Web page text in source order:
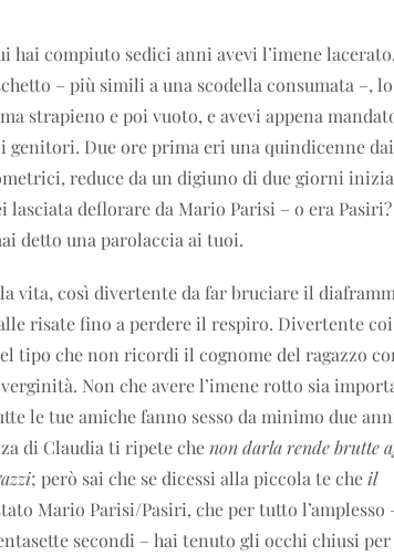
hai compiuto sedici anni avevi l’imene
– più simili a una scodella consumata –, lo
strapieno e poi vuoto, e avevi appena
genitori. Due ore prima eri una quindicenne dai
reduce da un digiuno di due giorni
lasciata deflorare da Mario Parisi – o era
detto una parolaccia ai tuoi.
vita, così divertente da far bruciare il
risate fino a perdere il respiro. Divertente
tipo che non ricordi il cognome del ragazzo
Non che avere l’imene rotto sia
le tue amiche fanno sesso da minimo due
di Claudia ti ripete chenon darla rende brutte
; però sai che se dicessi alla piccola te cheil
Mario Parisi/Pasiri, che per tutto l’amplesso
secondi – hai tenuto gli occhi chiusi per